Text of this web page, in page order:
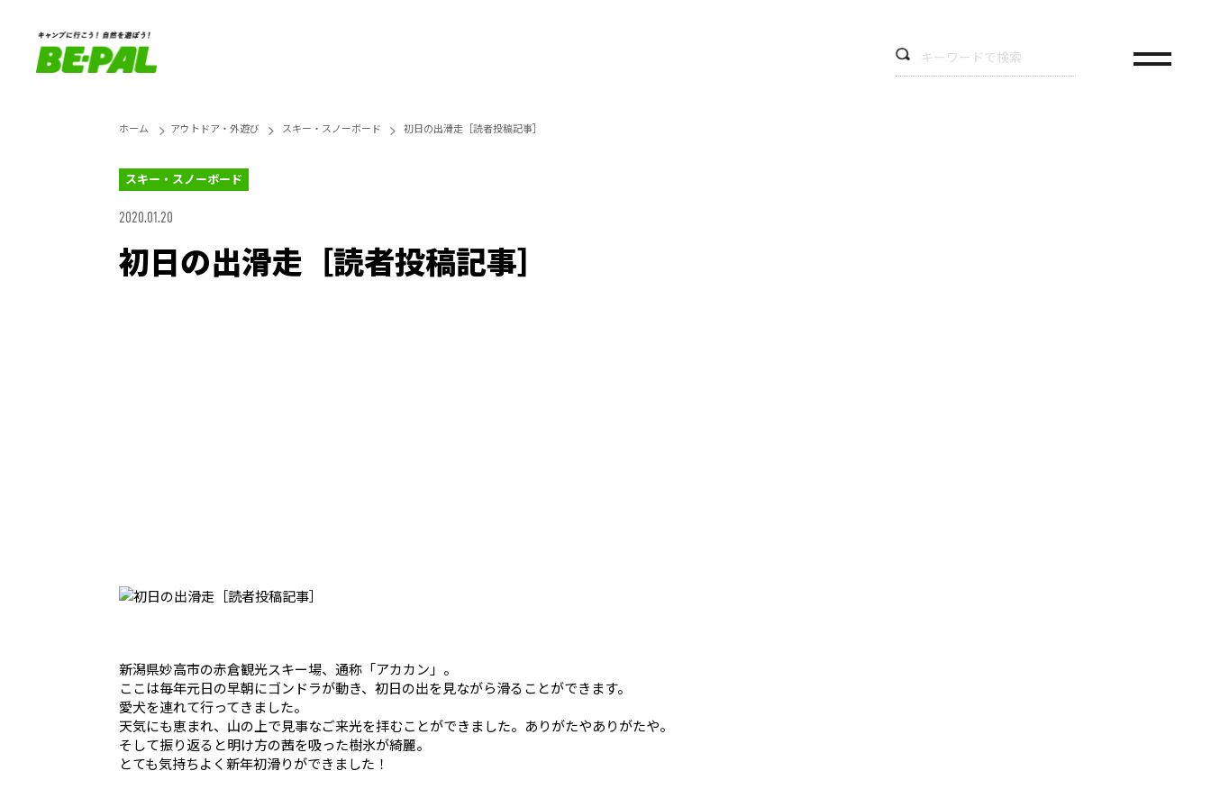
ホーム アウトドア・外遊び スキー・スノーボード 初日の出滑走［読者投稿記事］
スキー・スノーボード
2020.01.20
初日の出滑走［読者投稿記事］
新潟県妙高市の赤倉観光スキー場、通称「アカカン」。
ここは毎年元日の早朝にゴンドラが動き、初日の出を見ながら滑ることができます。
愛犬を連れて行ってきました。
天気にも恵まれ、山の上で見事なご来光を拝むことができました。ありがたやありがたや。
そして振り返ると明け方の茜を吸った樹氷が綺麗。
とても気持ちよく新年初滑りができました！